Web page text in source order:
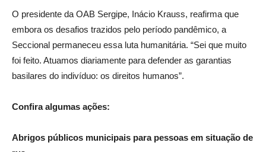
O presidente da OAB Sergipe, Inácio Krauss, reafirma que
embora os desafios trazidos pelo período pandêmico, a
Seccional permaneceu essa luta humanitária. “Sei que muito
foi feito. Atuamos diariamente para defender as garantias
basilares do indivíduo: os direitos humanos”.
Confira algumas ações:
Abrigos públicos municipais para pessoas em situação de